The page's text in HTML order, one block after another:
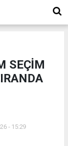
SEÇİM
- 15:29